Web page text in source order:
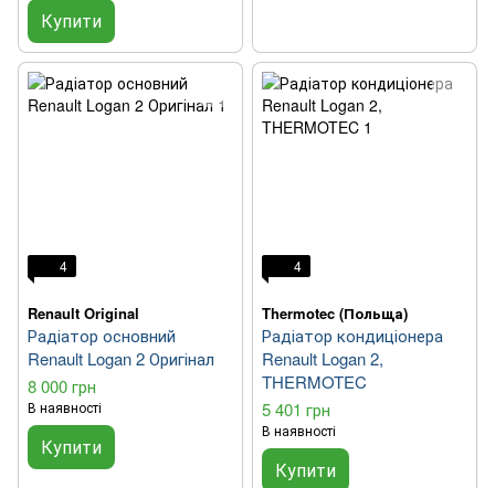
Купити
4
Renault Original
Радіатор основний
Renault Logan 2 Оригінал
8 000 грн
В наявності
Купити
4
Thermotec (Польща)
Радіатор кондиціонера
Renault Logan 2,
THERMOTEC
5 401 грн
В наявності
Купити